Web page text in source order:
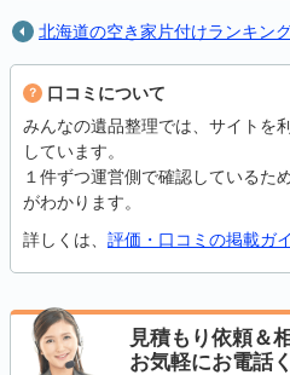
北海道の空き家片付けランキン
口コミについて
みんなの遺品整理では、サイトを
しています。
１件ずつ運営側で確認しているた
がわかります。
詳しくは、 評価・口コミの掲載ガ
見積もり依頼＆相
お気軽にお電話